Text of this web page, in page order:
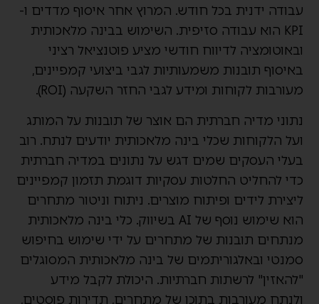
עבודה ידנית בכל חודש. המרוץ אחר איסוף מדדים ו-
KPI הוא עבודה סזיפית. השימוש בבינה מלאכותית
ובאוטומציה לדיווח חודשי מציע פוטנציאל רציני
באיסוף תובנות משמעותיות לגבי ביצועי קמפיינים,
מעורבות לקוחות ומידע לגבי החזר השקעה (ROI).
נתוני מדיה חברתית הם אוצר של תובנות על המותג
ועל הלקוחות שכלי בינה מלאכותית יודעים לנתח. רוב
בעלי העסקים שמים דגש על נתונים במדיה חברתית
כדי להחליט החלטות עסקיות דוגמת תזמון קמפיינים
ליצירת לידים ופיתוח מוצרים. ניתוח וניטור מתחרים
הוא שימוש נוסף של AI בשיווק. כלי בינה מלאכותית
מנתחים תובנות של מתחרים על ידי שימוש בחיפוש
סמנטי ובאלגוריתמים של בינה מלאכותית המסוגלים
"להאזין" לרשתות חברתיות. היכולת לקבל מידע
ולנתח מעורבות בתוכן של מתחרים, תדירות פוסטים,